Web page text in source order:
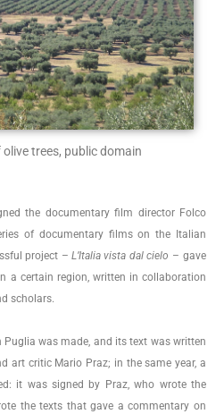
trees, public domain
the documentary film director Folco
of documentary films on the Italian
project – L’Italia vista dal cielo – gave
a certain region, written in collaboration
scholars.
was made, and its text was written
art critic Mario Praz; in the same year, a
it was signed by Praz, who wrote the
the texts that gave a commentary on